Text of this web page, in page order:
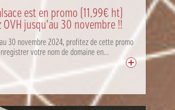
est en promo (11,99€ ht)
OVH jusqu’au 30 novembre !!
30 novembre 2024, profitez de cette promo
votre nom de domaine en...